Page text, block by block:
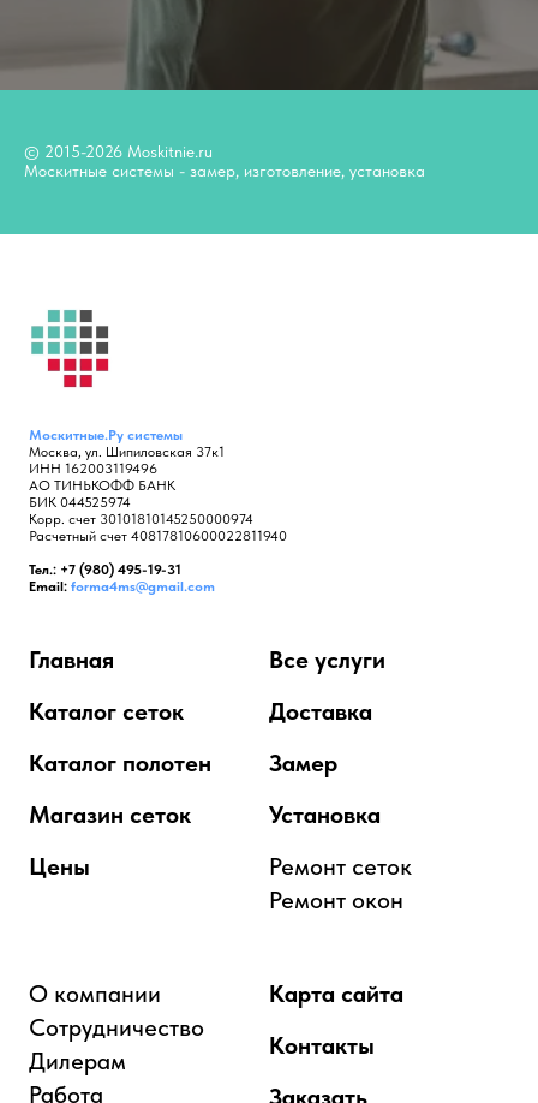
© 2015-2026 Moskitnie.ru
Москитные системы - замер, изготовление, установка
Москитные.Ру системы
Москва, ул. Шипиловская 37к1
ИНН 162003119496
АО ТИНЬКОФФ БАНК
БИК 044525974
Корр. счет 30101810145250000974
Расчетный счет 40817810600022811940
Тел.: +7 (980) 495-19-31
Email: forma4ms@gmail.com
Главная
Каталог сеток
Каталог полотен
Магазин сеток
Цены
Все услуги
Доставка
Замер
Установка
Ремонт сеток
Ремонт окон
О компании
Сотрудничество
Дилерам
Работа
Карта сайта
Контакты
Заказать